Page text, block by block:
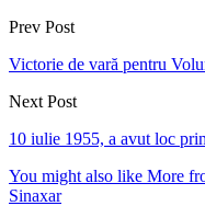
Prev Post
Victorie de vară pentru
Next Post
10 iulie 1955, a avut loc
You might also like More
Sinaxar